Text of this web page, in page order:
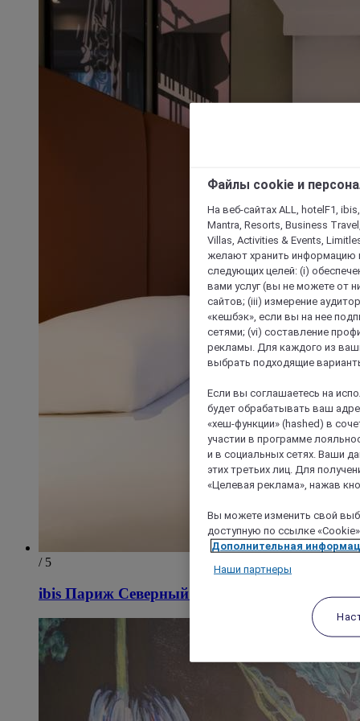
/ 5
ibis Париж Северный Вокзал
Файлы cookie и
На веб-сайтах ALL, hotelF1,
Mantra, Resorts, Business
Villas, Activities & Events,
желают хранить информацию
следующих целей: (i)
вами услуг (вы не можете от
сайтов; (iii) измерение
«кешбэк», если вы на нее
сетями; (vi) составление
рекламы. Для каждого из
выбрать подходящие
Если вы соглашаетесь на
будет обрабатывать ваш
«хеш-функции» (hashed) в
участии в программе
и в социальных сетях. Ваши
этих третьих лиц. Для
«Целевая реклама», нажав
Вы можете изменить свой
доступную по ссылке
Дополнительная
Наши партнеры